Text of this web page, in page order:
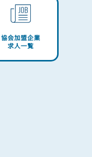
協会加盟企業
求人一覧